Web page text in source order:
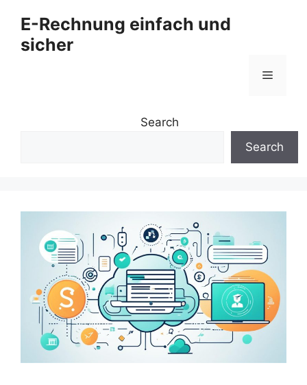
Inhalt
springen
E-Rechnung einfach und
sicher
Menü
Search
Search